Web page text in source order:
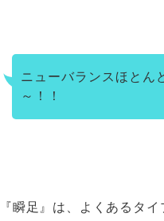
ニューバランスほとん
～！！
瞬足』は、よくあるタイ